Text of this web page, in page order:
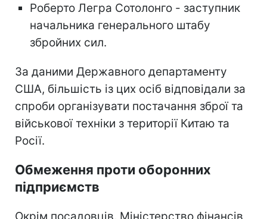
Роберто Легра Сотолонго - заступник
начальника генерального штабу
збройних сил.
За даними Державного департаменту
США, більшість із цих осіб відповідали за
спроби організувати постачання зброї та
військової техніки з території Китаю та
Росії.
Обмеження проти оборонних
підприємств
Окрім посадовців, Міністерство фінансів